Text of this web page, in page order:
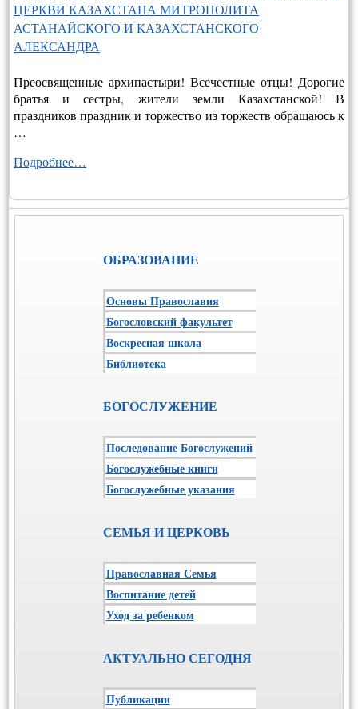
ЦЕРКВИ КАЗАХСТАНА МИТРОПОЛИТА
АСТАНАЙСКОГО И КАЗАХСТАНСКОГО
АЛЕКСАНДРА
Преосвященные архипастыри! Всечестные отцы! Дорогие
братья и сестры, жители земли Казахстанской! В
праздников праздник и торжество из торжеств обращаюсь к
…
Подробнее…
ОБРАЗОВАНИЕ
Основы Православия
Богословский факультет
Воскресная школа
Библиотека
БОГОСЛУЖЕНИЕ
Последование Богослужений
Богослужебные книги
Богослужебные указания
СЕМЬЯ И ЦЕРКОВЬ
Православная Семья
Воспитание детей
Уход за ребенком
АКТУАЛЬНО СЕГОДНЯ
Публикации